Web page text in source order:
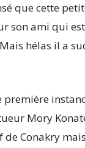
que cette
son ami qui
hélas il a
Mory
de Conakry